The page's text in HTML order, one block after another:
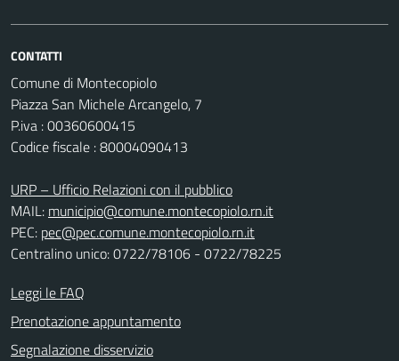
CONTATTI
Comune di Montecopiolo
Piazza San Michele Arcangelo, 7
P.iva : 00360600415
Codice fiscale : 80004090413
URP – Ufficio Relazioni con il pubblico
MAIL: municipio@comune.montecopiolo.rn.it
PEC: pec@pec.comune.montecopiolo.rn.it
Centralino unico: 0722/78106 - 0722/78225
Leggi le FAQ
Prenotazione appuntamento
Segnalazione disservizio